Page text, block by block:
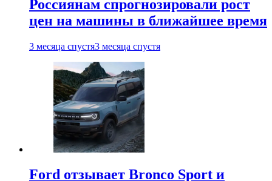
Россиянам спрогнозировали рост
цен на машины в ближайшее время
3 месяца спустя3 месяца спустя
Ford отзывает Bronco Sport и